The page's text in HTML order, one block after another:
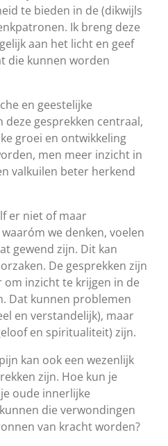
te bieden in de (dikwijls
Ik breng deze
aan het licht en geef
die kunnen worden
en geestelijke
gesprekken centraal,
groei en ontwikkeling
men meer inzicht in
valkuilen beter herkend
er niet of maar
we denken, voelen
gewend zijn. Dit kan
De gesprekken zijn
inzicht te krijgen in de
Dat kunnen problemen
en verstandelijk), maar
en spiritualiteit) zijn.
kan ook een wezenlijk
zijn. Hoe kun je
oude innerlijke
die verwondingen
van kracht worden?